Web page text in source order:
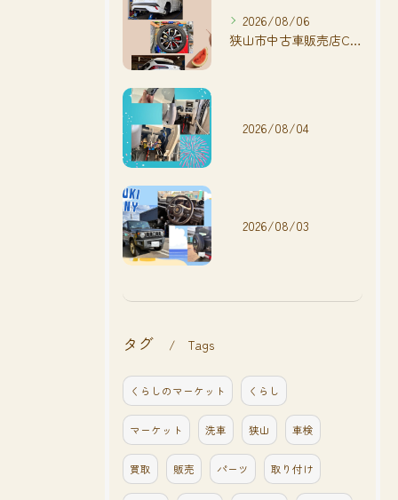
2026/08/06
狭山市中古車販売店CarShop FACT.🚗
2026/08/04
2026/08/03
タグ Tags
くらしのマーケット くらし
マーケット 洗車 狭山 車検
買取 販売 パーツ 取り付け